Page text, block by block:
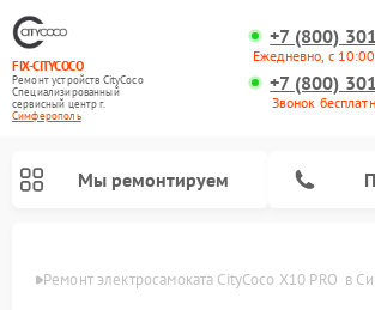
FIX-CITYCOCO
Ремонт устройств CityCoco
Специализированный
cервисный центр г.
Симферополь
+7 (800)
Ежедневно, с
+7 (800)
Звонок
Мы ремонтируем
Ремонт электросамоката CityCoco X10 PRO  в